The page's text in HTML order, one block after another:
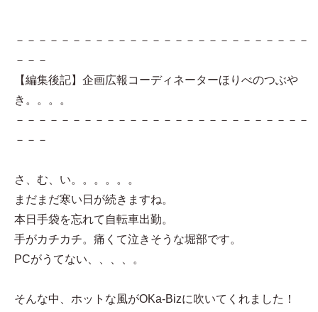
－－－－－－－－－－－－－－－－－－－－－－－－－－
－－－
【編集後記】企画広報コーディネーターほりべのつぶや
き。。。。
－－－－－－－－－－－－－－－－－－－－－－－－－－
－－－
さ、む、い。。。。。。
まだまだ寒い日が続きますね。
本日手袋を忘れて自転車出勤。
手がカチカチ。痛くて泣きそうな堀部です。
PCがうてない、、、、。
そんな中、ホットな風がOKa-Bizに吹いてくれました！